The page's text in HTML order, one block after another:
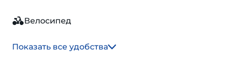
Велосипед
Показать все удобства